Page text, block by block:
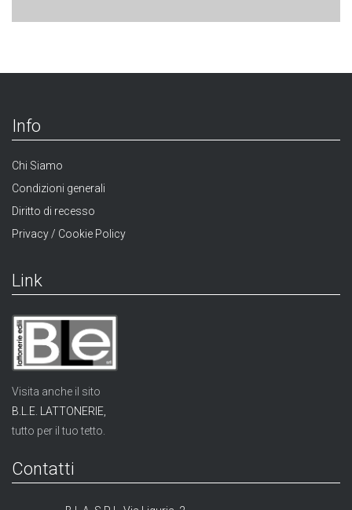
Info
Chi Siamo
Condizioni generali
Diritto di recesso
Privacy / Cookie Policy
Link
Visita anche il sito
B.L.E. LATTONERIE,
tutto per il tuo tetto.
Contatti